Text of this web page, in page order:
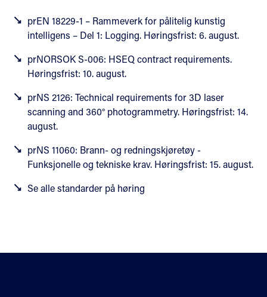
prEN 18229-1 – Rammeverk for pålitelig kunstig
intelligens – Del 1: Logging. Høringsfrist: 6. august.
prNORSOK S-006: HSEQ contract requirements.
Høringsfrist: 10. august.
prNS 2126: Technical requirements for 3D laser
scanning and 360° photogrammetry. Høringsfrist: 14.
august.
prNS 11060: Brann- og redningskjøretøy -
Funksjonelle og tekniske krav. Høringsfrist: 15. august.
Se alle standarder på høring